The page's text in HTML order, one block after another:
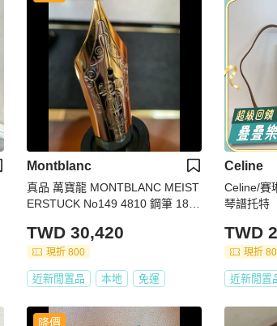
Montblanc
真品 萬寶龍 MONTBLANC MEIST
ERSTUCK No149 4810 鋼筆 18K
始包裝
TWD 30,420
現折 800
近新閒置品 本地 免運
Celine
Celine/賽
琴譜托特
TWD
現折
近新閒置
降價